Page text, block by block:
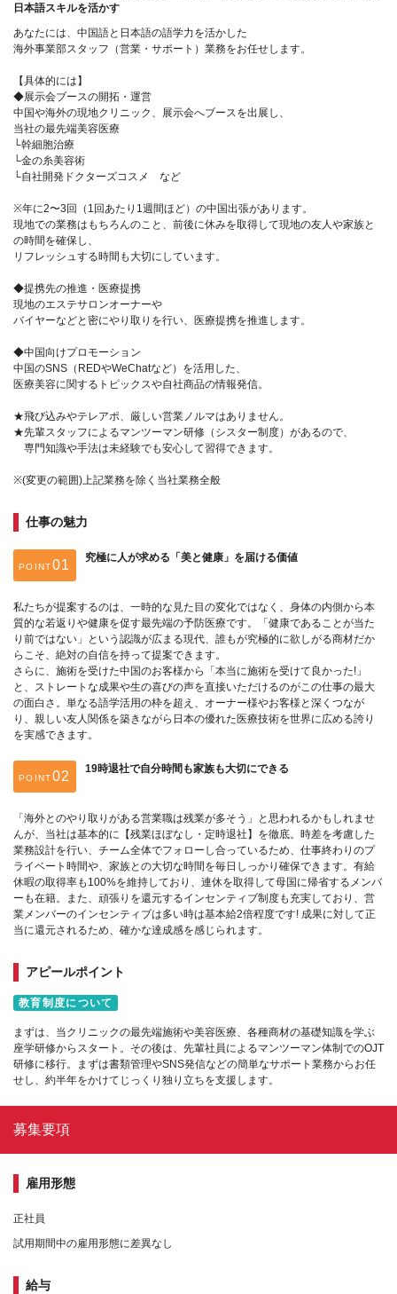
日本語スキルを活かす
あなたには、中国語と日本語の語学力を活かした
海外事業部スタッフ（営業・サポート）業務をお任せします。
【具体的には】
◆展示会ブースの開拓・運営
中国や海外の現地クリニック、展示会へブースを出展し、
当社の最先端美容医療
└幹細胞治療
└金の糸美容術
└自社開発ドクターズコスメ など
※年に2〜3回（1回あたり1週間ほど）の中国出張があります。
現地での業務はもちろんのこと、前後に休みを取得して現地の友人や家族と
の時間を確保し、
リフレッシュする時間も大切にしています。
◆提携先の推進・医療提携
現地のエステサロンオーナーや
バイヤーなどと密にやり取りを行い、医療提携を推進します。
◆中国向けプロモーション
中国のSNS（REDやWeChatなど）を活用した、
医療美容に関するトピックスや自社商品の情報発信。
★飛び込みやテレアポ、厳しい営業ノルマはありません。
★先輩スタッフによるマンツーマン研修（シスター制度）があるので、
専門知識や手法は未経験でも安心して習得できます。
※(変更の範囲)上記業務を除く当社業務全般
仕事の魅力
POINT
究極に人が求める「美と健康」を届ける価値
私たちが提案するのは、一時的な見た目の変化ではなく、身体の内側から本
質的な若返りや健康を促す最先端の予防医療です。「健康であることが当た
り前ではない」という認識が広まる現代、誰もが究極的に欲しがる商材だか
らこそ、絶対の自信を持って提案できます。
さらに、施術を受けた中国のお客様から「本当に施術を受けて良かった!」
と、ストレートな成果や生の喜びの声を直接いただけるのがこの仕事の最大
の面白さ。単なる語学活用の枠を超え、オーナー様やお客様と深くつなが
り、親しい友人関係を築きながら日本の優れた医療技術を世界に広める誇り
を実感できます。
POINT
19時退社で自分時間も家族も大切にできる
「海外とのやり取りがある営業職は残業が多そう」と思われるかもしれませ
んが、当社は基本的に【残業ほぼなし・定時退社】を徹底。時差を考慮した
業務設計を行い、チーム全体でフォローし合っているため、仕事終わりのプ
ライベート時間や、家族との大切な時間を毎日しっかり確保できます。有給
休暇の取得率も100%を維持しており、連休を取得して母国に帰省するメンバ
ーも在籍。また、頑張りを還元するインセンティブ制度も充実しており、営
業メンバーのインセンティブは多い時は基本給2倍程度です! 成果に対して正
当に還元されるため、確かな達成感を感じられます。
アピールポイント
教育制度について
まずは、当クリニックの最先端施術や美容医療、各種商材の基礎知識を学ぶ
座学研修からスタート。その後は、先輩社員によるマンツーマン体制でのOJT
研修に移行。まずは書類管理やSNS発信などの簡単なサポート業務からお任
せし、約半年をかけてじっくり独り立ちを支援します。
募集要項
雇用形態
正社員
試用期間中の雇用形態に差異なし
給与